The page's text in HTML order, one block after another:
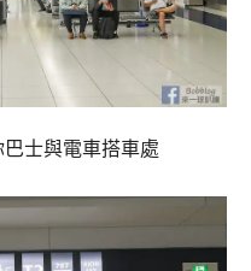
士與電車搭車處